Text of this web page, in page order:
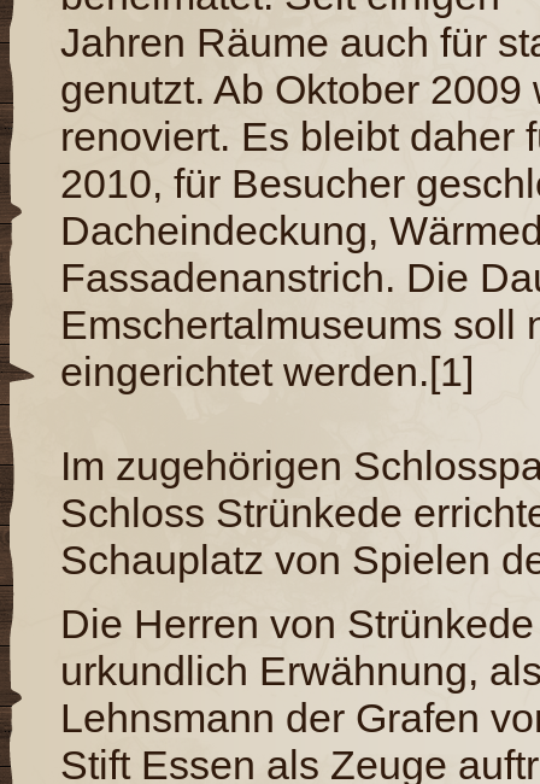
Jahren Räume auch für
genutzt. Ab Oktober
renoviert. Es bleibt daher
2010, für Besucher
Dacheindeckung,
Fassadenanstrich. Die
Emschertalmuseums soll
eingerichtet werden.[1]
Im zugehörigen
Schloss Strünkede
Schauplatz von Spielen
Die Herren von
urkundlich Erwähnung,
Lehnsmann der Grafen
Stift Essen als Zeuge